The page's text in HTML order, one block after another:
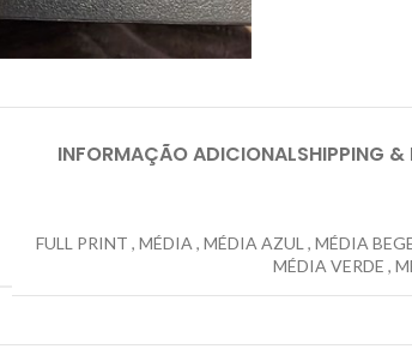
INFORMAÇÃO ADICIONALSHIPPING &
FULL PRINT , MÉDIA , MÉDIA AZUL , MÉDIA
MÉDIA VERDE ,